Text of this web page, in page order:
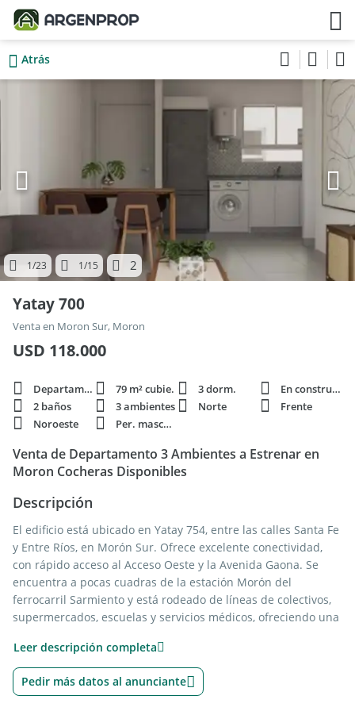
Atrás
1/23 1/15 2
Yatay 700
Venta en Moron Sur, Moron
USD 118.000
Departamento 79 m² cubie. 3 dorm.
En construcción
2 baños
3 ambientes Norte
Frente
Noroeste
Per. mascota
Venta de Departamento 3 Ambientes a Estrenar en
Moron Cocheras Disponibles
Descripción
El edificio está ubicado en Yatay 754, entre las calles Santa Fe
y Entre Ríos, en Morón Sur. Ofrece excelente conectividad,
con rápido acceso al Acceso Oeste y la Avenida Gaona. Se
encuentra a pocas cuadras de la estación Morón del
ferrocarril Sarmiento y está rodeado de líneas de colectivos,
supermercados, escuelas y servicios médicos, ofreciendo una
El proyecto:
El edificio cuenta con 8 pisos y unidades de 1, 2 y 3
Leer descripción completa
Pedir más datos al anunciante